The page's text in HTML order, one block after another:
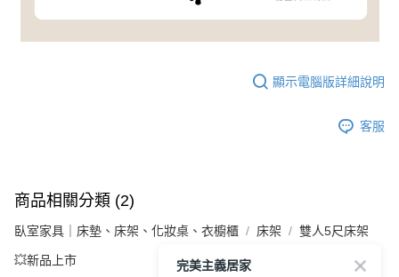
顯示電腦版詳細說明
客服
商品相關分類 (2)
臥室家具｜床墊、床架、化妝桌、衣櫥櫃 床架 雙人5尺床架
💥新品上市 完美主義居家